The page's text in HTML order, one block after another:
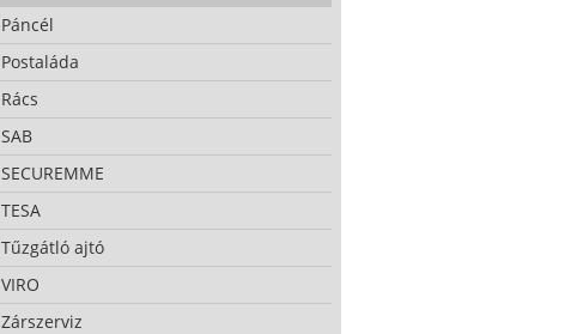
Páncél
Postaláda
Rács
SAB
SECUREMME
TESA
Tűzgátló ajtó
VIRO
Zárszerviz